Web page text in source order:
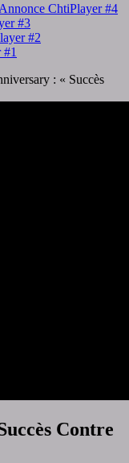
ChtiPlayer #4
#3
#2
: « Succès
Contre